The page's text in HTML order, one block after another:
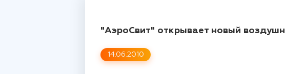
14.06.2010
"АэроСвит" открывает новый